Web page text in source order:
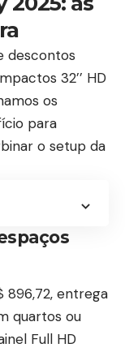
descontos
32’’ HD
os
para
o setup da
896,72, entrega
quartos ou
Full HD